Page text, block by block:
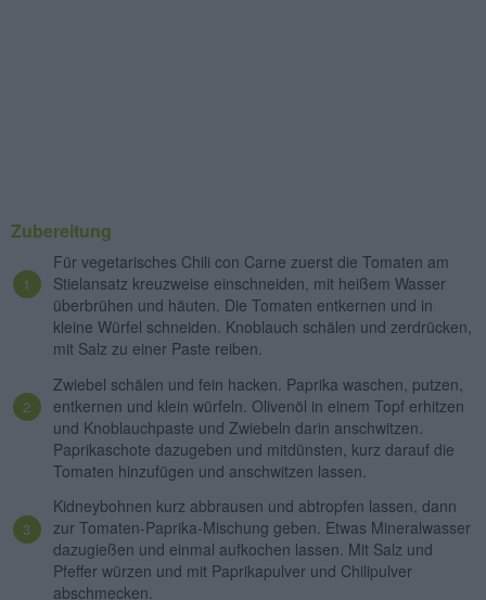
Zubereitung
Für vegetarisches Chili con Carne zuerst die Tomaten am
Stielansatz kreuzweise einschneiden, mit heißem Wasser
überbrühen und häuten. Die Tomaten entkernen und in
kleine Würfel schneiden. Knoblauch schälen und zerdrücken,
mit Salz zu einer Paste reiben.
Zwiebel schälen und fein hacken. Paprika waschen, putzen,
entkernen und klein würfeln. Olivenöl in einem Topf erhitzen
und Knoblauchpaste und Zwiebeln darin anschwitzen.
Paprikaschote dazugeben und mitdünsten, kurz darauf die
Tomaten hinzufügen und anschwitzen lassen.
Kidneybohnen kurz abbrausen und abtropfen lassen, dann
zur Tomaten-Paprika-Mischung geben. Etwas Mineralwasser
dazugießen und einmal aufkochen lassen. Mit Salz und
Pfeffer würzen und mit Paprikapulver und Chilipulver
abschmecken.